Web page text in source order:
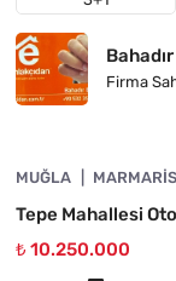
Firma
ÖNE ÇIKAN
MUĞLA MARMARIS
Tepe Mahallesi
₺ 10.250.000